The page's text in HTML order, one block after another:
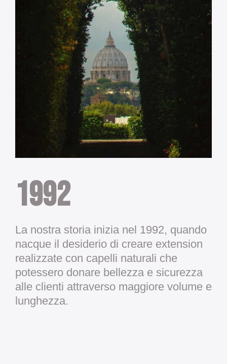
1992
La nostra storia inizia nel 1992, quando
nacque il desiderio di creare extension
realizzate con capelli naturali che
potessero donare bellezza e sicurezza
alle clienti attraverso maggiore volume e
lunghezza.